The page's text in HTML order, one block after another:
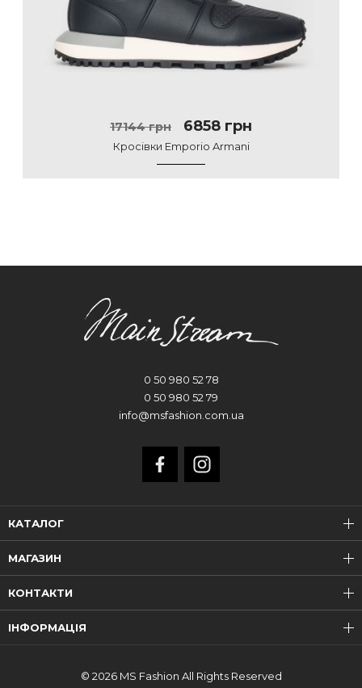
17144 грн 6858 грн
Кросівки Emporio Armani
КАТАЛОГ
МАГАЗИН
0 50 980 52 78
0 50 980 52 79
info@msfashion.com.ua
КОНТАКТИ
ІНФОРМАЦІЯ
© 2026 MS Fashion All Rights Reserved